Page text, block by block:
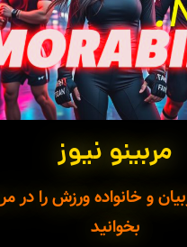
مربینو نیوز
و خانواده ورزش را در
بخوانید